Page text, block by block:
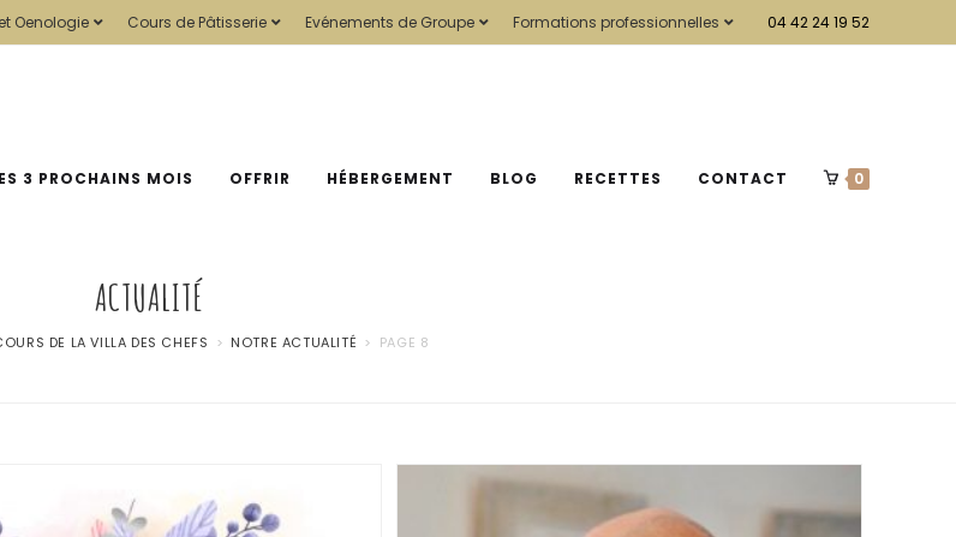
Oenologie Cours de Pâtisserie Evénements de Groupe Formations professionnelles 04 42 24 19 52
3 PROCHAINS MOIS OFFRIR HÉBERGEMENT BLOG RECETTES CONTACT 0
ACTUALITÉ
DE LA VILLA DES CHEFS > NOTRE ACTUALITÉ > PAGE 8